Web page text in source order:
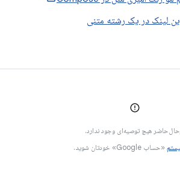
لینک در یک رشته متنی
هیچ توصیه‌ای وجود ندارد.
«حساب Google» خودتان شوید.